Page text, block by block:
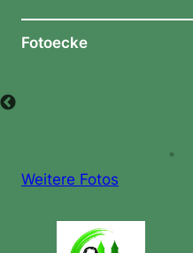
Fotoecke
Weitere Fotos